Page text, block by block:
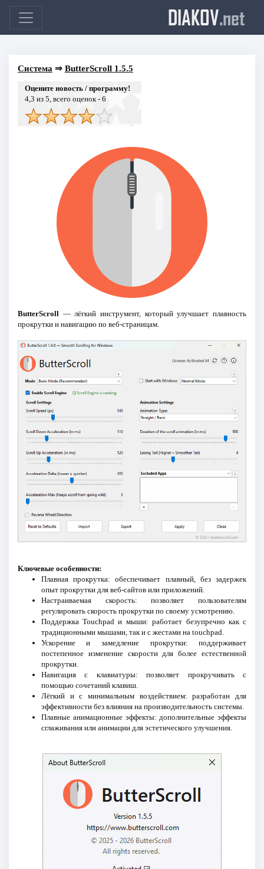
DIAKOV.net
Система ⇒ ButterScroll 1.5.5
Оцените новость / программу!
4,3 из 5, всего оценок - 6
ButterScroll — лёгкий инструмент, который улучшает плавность
прокрутки и навигацию по веб-страницам.
Ключевые особенности:
Плавная прокрутка: обеспечивает плавный, без задержек
опыт прокрутки для веб-сайтов или приложений.
Настраиваемая скорость: позволяет пользователям
регулировать скорость прокрутки по своему усмотрению.
Поддержка Touchpad и мыши: работает безупречно как с
традиционными мышами, так и с жестами на touchpad.
Ускорение и замедление прокрутки: поддерживает
постепенное изменение скорости для более естественной
прокрутки.
Навигация с клавиатуры: позволяет прокручивать с
помощью сочетаний клавиш.
Лёгкий и с минимальным воздействием: разработан для
эффективности без влияния на производительность системы.
Плавные анимационные эффекты: дополнительные эффекты
сглаживания или анимации для эстетического улучшения.